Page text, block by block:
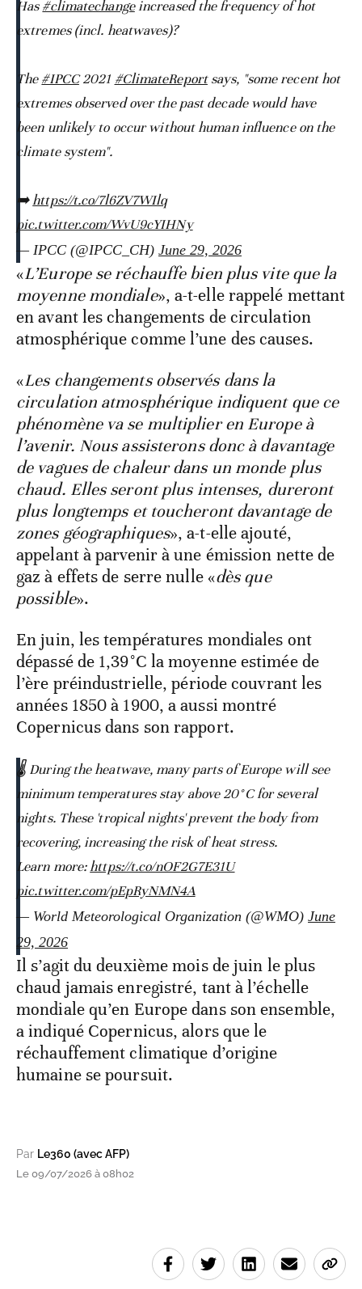
Has#climatechangeincreased the frequency of hot
extremes (incl. heatwaves)?
The#IPCC2021 #ClimateReportsays, "some recent hot
extremes observed over the past decade would have
been unlikely to occur without human influence on the
climate system".
➡️https://t.co/7l6ZV7WIlq
pic.twitter.com/WvU9cYIHNy
— IPCC (@IPCC_CH) June 29, 2026
«L’Europe se réchauffe bien plus vite que la
moyenne mondiale», a-t-elle rappelé mettant
en avant les changements de circulation
atmosphérique comme l’une des causes.
«Les changements observés dans la
circulation atmosphérique indiquent que ce
phénomène va se multiplier en Europe à
l’avenir. Nous assisterons donc à davantage
de vagues de chaleur dans un monde plus
chaud. Elles seront plus intenses, dureront
plus longtemps et toucheront davantage de
zones géographiques», a-t-elle ajouté,
appelant à parvenir à une émission nette de
gaz à effets de serre nulle «dès que
possible».
En juin, les températures mondiales ont
dépassé de 1,39°C la moyenne estimée de
l’ère préindustrielle, période couvrant les
années 1850 à 1900, a aussi montré
Copernicus dans son rapport.
🌡️ During the heatwave, many parts of Europe will see
minimum temperatures stay above 20°C for several
nights. These 'tropical nights' prevent the body from
recovering, increasing the risk of heat stress.
Learn more:https://t.co/nOF2G7E31U
pic.twitter.com/pEpRyNMN4A
— World Meteorological Organization (@WMO) June
29, 2026
Il s’agit du deuxième mois de juin le plus
chaud jamais enregistré, tant à l’échelle
mondiale qu’en Europe dans son ensemble,
a indiqué Copernicus, alors que le
réchauffement climatique d’origine
humaine se poursuit.
Par Le360 (avec AFP)
Le 09/07/2026 à 08h02